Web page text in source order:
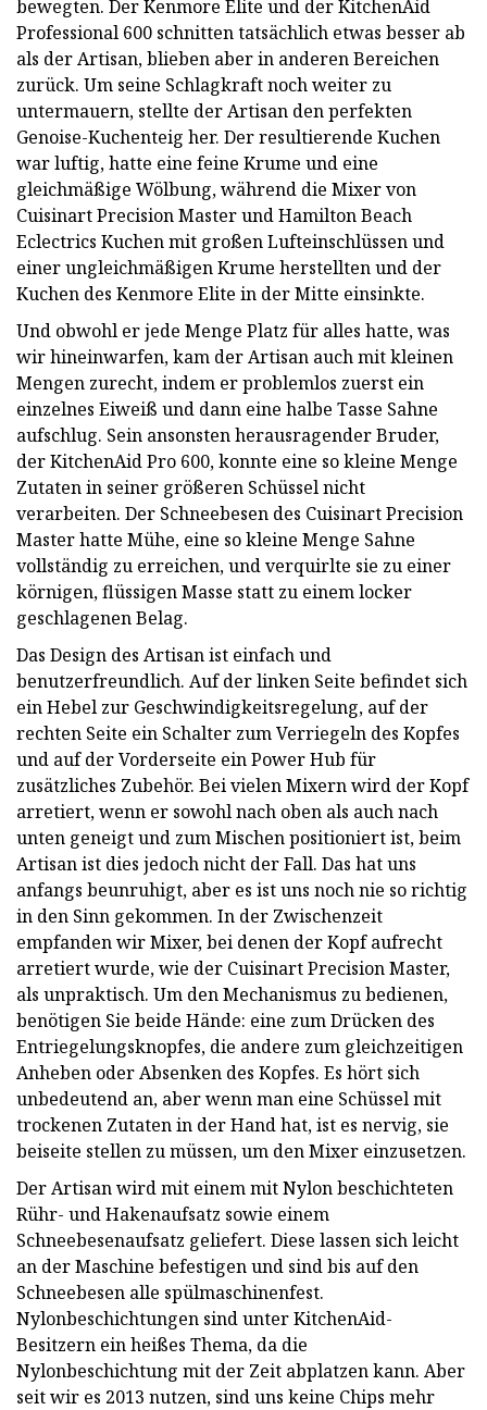
bewegten. Der Kenmore Elite und der KitchenAid
Professional 600 schnitten tatsächlich etwas besser ab
als der Artisan, blieben aber in anderen Bereichen
zurück. Um seine Schlagkraft noch weiter zu
untermauern, stellte der Artisan den perfekten
Genoise-Kuchenteig her. Der resultierende Kuchen
war luftig, hatte eine feine Krume und eine
gleichmäßige Wölbung, während die Mixer von
Cuisinart Precision Master und Hamilton Beach
Eclectrics Kuchen mit großen Lufteinschlüssen und
einer ungleichmäßigen Krume herstellten und der
Kuchen des Kenmore Elite in der Mitte einsinkte.
Und obwohl er jede Menge Platz für alles hatte, was
wir hineinwarfen, kam der Artisan auch mit kleinen
Mengen zurecht, indem er problemlos zuerst ein
einzelnes Eiweiß und dann eine halbe Tasse Sahne
aufschlug. Sein ansonsten herausragender Bruder,
der KitchenAid Pro 600, konnte eine so kleine Menge
Zutaten in seiner größeren Schüssel nicht
verarbeiten. Der Schneebesen des Cuisinart Precision
Master hatte Mühe, eine so kleine Menge Sahne
vollständig zu erreichen, und verquirlte sie zu einer
körnigen, flüssigen Masse statt zu einem locker
geschlagenen Belag.
Das Design des Artisan ist einfach und
benutzerfreundlich. Auf der linken Seite befindet sich
ein Hebel zur Geschwindigkeitsregelung, auf der
rechten Seite ein Schalter zum Verriegeln des Kopfes
und auf der Vorderseite ein Power Hub für
zusätzliches Zubehör. Bei vielen Mixern wird der Kopf
arretiert, wenn er sowohl nach oben als auch nach
unten geneigt und zum Mischen positioniert ist, beim
Artisan ist dies jedoch nicht der Fall. Das hat uns
anfangs beunruhigt, aber es ist uns noch nie so richtig
in den Sinn gekommen. In der Zwischenzeit
empfanden wir Mixer, bei denen der Kopf aufrecht
arretiert wurde, wie der Cuisinart Precision Master,
als unpraktisch. Um den Mechanismus zu bedienen,
benötigen Sie beide Hände: eine zum Drücken des
Entriegelungsknopfes, die andere zum gleichzeitigen
Anheben oder Absenken des Kopfes. Es hört sich
unbedeutend an, aber wenn man eine Schüssel mit
trockenen Zutaten in der Hand hat, ist es nervig, sie
beiseite stellen zu müssen, um den Mixer einzusetzen.
Der Artisan wird mit einem mit Nylon beschichteten
Rühr- und Hakenaufsatz sowie einem
Schneebesenaufsatz geliefert. Diese lassen sich leicht
an der Maschine befestigen und sind bis auf den
Schneebesen alle spülmaschinenfest.
Nylonbeschichtungen sind unter KitchenAid-
Besitzern ein heißes Thema, da die
Nylonbeschichtung mit der Zeit abplatzen kann. Aber
seit wir es 2013 nutzen, sind uns keine Chips mehr